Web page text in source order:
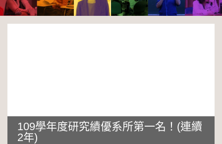
109學年度研究績優系所第一名！(連續
2年)